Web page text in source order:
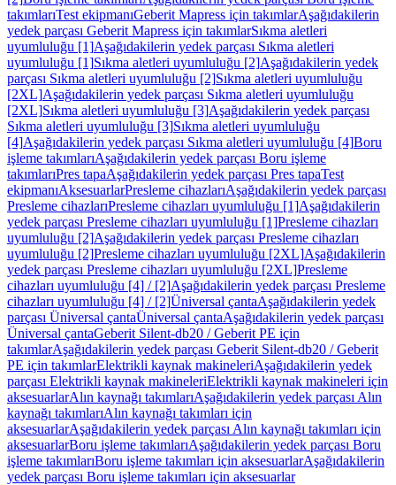
takımlarıTest ekipmanıGeberit Mapress için takımlarAşağıdakilerin
yedek parçası Geberit Mapress için takımlarSıkma aletleri
uyumluluğu [1]Aşağıdakilerin yedek parçası Sıkma aletleri
uyumluluğu [1]Sıkma aletleri uyumluluğu [2]Aşağıdakilerin yedek
parçası Sıkma aletleri uyumluluğu [2]Sıkma aletleri uyumluluğu
[2XL]Aşağıdakilerin yedek parçası Sıkma aletleri uyumluluğu
[2XL]Sıkma aletleri uyumluluğu [3]Aşağıdakilerin yedek parçası
Sıkma aletleri uyumluluğu [3]Sıkma aletleri uyumluluğu
[4]Aşağıdakilerin yedek parçası Sıkma aletleri uyumluluğu [4]Boru
işleme takımlarıAşağıdakilerin yedek parçası Boru işleme
takımlarıPres tapaAşağıdakilerin yedek parçası Pres tapaTest
ekipmanıAksesuarlarPresleme cihazlarıAşağıdakilerin yedek parçası
Presleme cihazlarıPresleme cihazları uyumluluğu [1]Aşağıdakilerin
yedek parçası Presleme cihazları uyumluluğu [1]Presleme cihazları
uyumluluğu [2]Aşağıdakilerin yedek parçası Presleme cihazları
uyumluluğu [2]Presleme cihazları uyumluluğu [2XL]Aşağıdakilerin
yedek parçası Presleme cihazları uyumluluğu [2XL]Presleme
cihazları uyumluluğu [4] / [2]Aşağıdakilerin yedek parçası Presleme
cihazları uyumluluğu [4] / [2]Üniversal çantaAşağıdakilerin yedek
parçası Üniversal çantaÜniversal çantaAşağıdakilerin yedek parçası
Üniversal çantaGeberit Silent-db20 / Geberit PE için
takımlarAşağıdakilerin yedek parçası Geberit Silent-db20 / Geberit
PE için takımlarElektrikli kaynak makineleriAşağıdakilerin yedek
parçası Elektrikli kaynak makineleriElektrikli kaynak makineleri için
aksesuarlarAlın kaynağı takımlarıAşağıdakilerin yedek parçası Alın
kaynağı takımlarıAlın kaynağı takımları için
aksesuarlarAşağıdakilerin yedek parçası Alın kaynağı takımları için
aksesuarlarBoru işleme takımlarıAşağıdakilerin yedek parçası Boru
işleme takımlarıBoru işleme takımları için aksesuarlarAşağıdakilerin
yedek parçası Boru işleme takımları için aksesuarlar